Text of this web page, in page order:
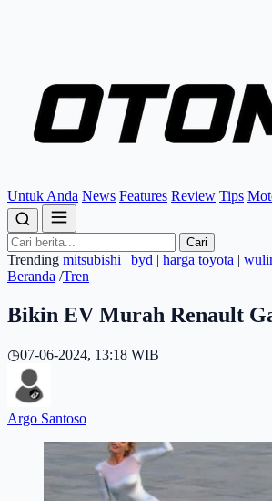
Untuk Anda News Features Review Tips
Cari
Trending mitsubishi | byd | harga toyota |
Beranda /Tren
Bikin EV Murah Renault
◷07-06-2024, 13:18 WIB
Argo Santoso